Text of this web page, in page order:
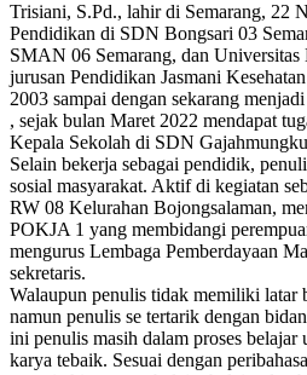
Trisiani, S.Pd., lahir di Semarang, 22
Pendidikan di SDN Bongsari 03
SMAN 06 Semarang, dan Universitas
jurusan Pendidikan Jasmani
2003 sampai dengan sekarang
, sejak bulan Maret 2022 mendapat
Kepala Sekolah di SDN
Selain bekerja sebagai pendidik,
sosial masyarakat. Aktif di kegiatan
RW 08 Kelurahan Bojongsalaman,
POKJA 1 yang membidangi
mengurus Lembaga Pemberdayaan
sekretaris.
Walaupun penulis tidak memiliki latar
namun penulis se tertarik dengan
ini penulis masih dalam proses belajar
karya tebaik. Sesuai dengan